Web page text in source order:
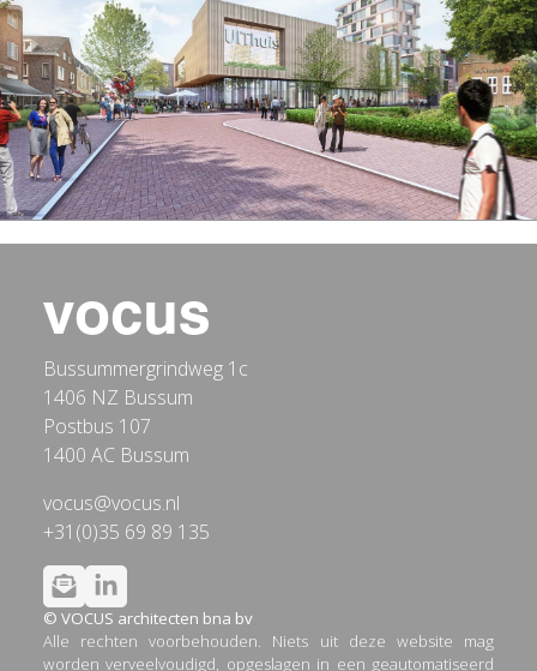
Bussummergrindweg 1c
1406 NZ Bussum
Postbus 107
1400 AC Bussum
vocus@vocus.nl
+31(0)35 69 89 135
© VOCUS architecten bna bv
Alle rechten voorbehouden. Niets uit deze website mag
worden verveelvoudigd, opgeslagen in een geautomatiseerd